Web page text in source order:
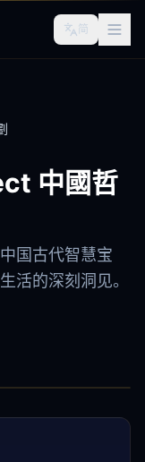
简
中國哲
国古代智慧宝
活的深刻洞见。